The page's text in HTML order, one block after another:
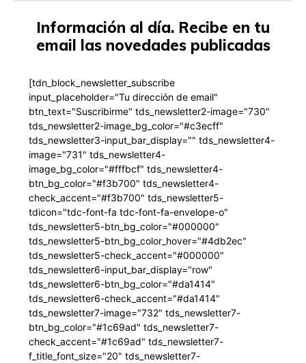
Información al día. Recibe en tu
email las novedades publicadas
[tdn_block_newsletter_subscribe
input_placeholder="Tu dirección de email"
btn_text="Suscribirme" tds_newsletter2-image="730"
tds_newsletter2-image_bg_color="#c3ecff"
tds_newsletter3-input_bar_display="" tds_newsletter4-
image="731" tds_newsletter4-
image_bg_color="#fffbcf" tds_newsletter4-
btn_bg_color="#f3b700" tds_newsletter4-
check_accent="#f3b700" tds_newsletter5-
tdicon="tdc-font-fa tdc-font-fa-envelope-o"
tds_newsletter5-btn_bg_color="#000000"
tds_newsletter5-btn_bg_color_hover="#4db2ec"
tds_newsletter5-check_accent="#000000"
tds_newsletter6-input_bar_display="row"
tds_newsletter6-btn_bg_color="#da1414"
tds_newsletter6-check_accent="#da1414"
tds_newsletter7-image="732" tds_newsletter7-
btn_bg_color="#1c69ad" tds_newsletter7-
check_accent="#1c69ad" tds_newsletter7-
f_title_font_size="20" tds_newsletter7-